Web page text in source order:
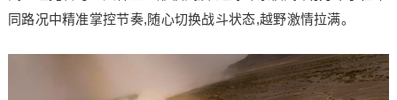
同路况中精准掌控节奏,随心切换战斗状态,越野激情拉满。